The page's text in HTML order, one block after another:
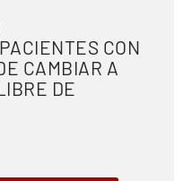
CON
CAMBIAR A
DE